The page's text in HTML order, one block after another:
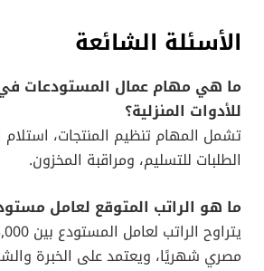
الأسئلة الشائعة
للأدوات المنزلية؟
تشمل المهام تنظيم المنتجات، استلام
الطلبات للتسليم، ومراقبة المخزون.
ما هو الراتب المتوقع لعامل
مصري شهريًا، ويعتمد على الخبرة